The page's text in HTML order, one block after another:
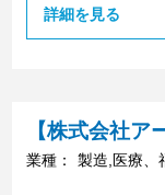
詳細を見る
【株式会社ア
業種： 製造,医療、